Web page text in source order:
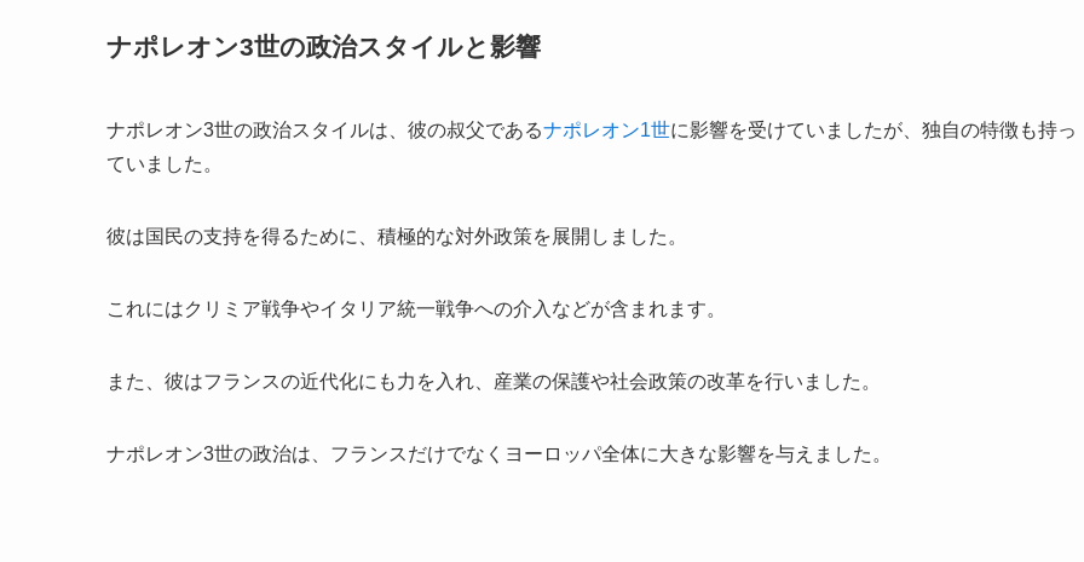
ナポレオン3世の政治スタイルと影響
ナポレオン3世の政治スタイルは、彼の叔父であるナポレオン1世に影響を受けていましたが、独自の特徴も持っ
ていました。
彼は国民の支持を得るために、積極的な対外政策を展開しました。
これにはクリミア戦争やイタリア統一戦争への介入などが含まれます。
また、彼はフランスの近代化にも力を入れ、産業の保護や社会政策の改革を行いました。
ナポレオン3世の政治は、フランスだけでなくヨーロッパ全体に大きな影響を与えました。